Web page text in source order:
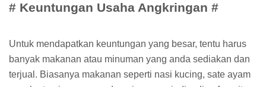
# Keuntungan Usaha Angkringan #
Untuk mendapatkan keuntungan yang besar, tentu harus
banyak makanan atau minuman yang anda sediakan dan
terjual. Biasanya makanan seperti nasi kucing, sate ayam